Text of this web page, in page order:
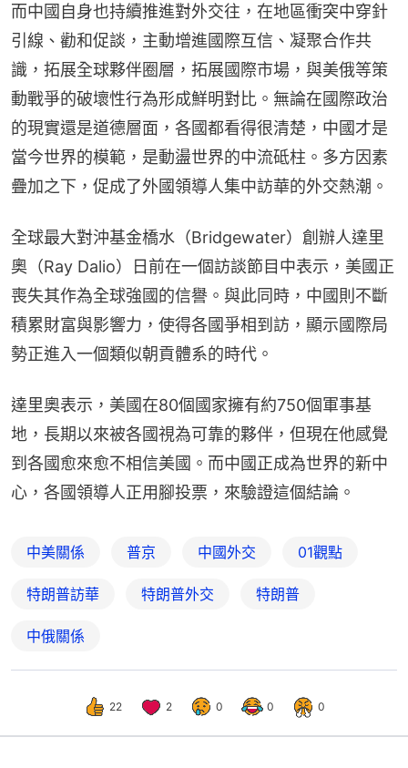
而中國自身也持續推進對外交往，在地區衝突中穿針
引線、勸和促談，主動增進國際互信、凝聚合作共
識，拓展全球夥伴圈層，拓展國際市場，與美俄等策
動戰爭的破壞性行為形成鮮明對比。無論在國際政治
的現實還是道德層面，各國都看得很清楚，中國才是
當今世界的模範，是動盪世界的中流砥柱。多方因素
疊加之下，促成了外國領導人集中訪華的外交熱潮。
全球最大對沖基金橋水（Bridgewater）創辦人達里
奧（Ray Dalio）日前在一個訪談節目中表示，美國正
喪失其作為全球強國的信譽。與此同時，中國則不斷
積累財富與影響力，使得各國爭相到訪，顯示國際局
勢正進入一個類似朝貢體系的時代。
達里奧表示，美國在80個國家擁有約750個軍事基
地，長期以來被各國視為可靠的夥伴，但現在他感覺
到各國愈來愈不相信美國。而中國正成為世界的新中
心，各國領導人正用腳投票，來驗證這個結論。
中美關係 普京 中國外交 01觀點
特朗普訪華 特朗普外交 特朗普
中俄關係
22 2 0 0 0